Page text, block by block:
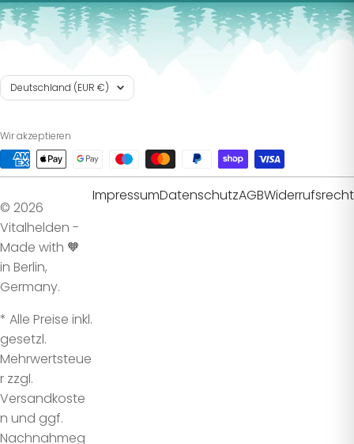
Land/Region
Deutschland (EUR €)
Wir akzeptieren
© 2026
Vitalhelden -
Made with 🧡
in Berlin,
Germany.
* Alle Preise inkl.
gesetzl.
Mehrwertsteue
r zzgl.
Versandkoste
n und ggf.
Nachnahmeg
ImpressumDatenschutzAGBWiderrufsrecht